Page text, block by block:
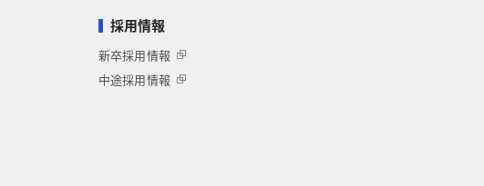
採用情報
新卒採用情報
中途採用情報